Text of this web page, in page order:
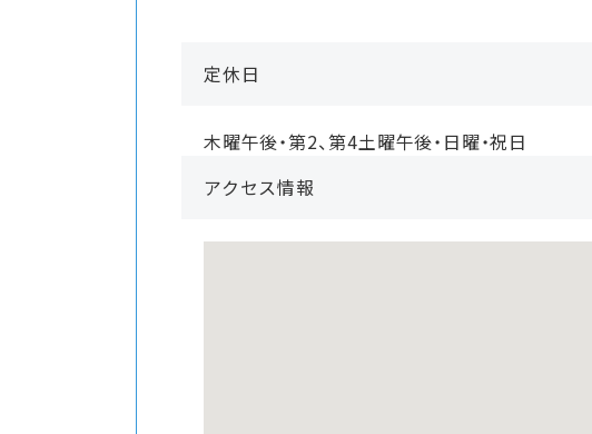
定休日
木曜午後・第2、第4土曜午後・日曜・祝日
アクセス情報